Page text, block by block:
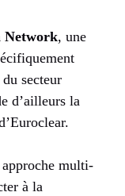
Network, une
secteur
d’ailleurs la
multi-
à la